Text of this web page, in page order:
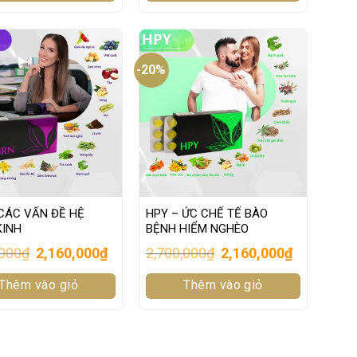
VẤN ĐỀ HỆ
₫ Original
price
was:
2,700,000₫.
2,160,000₫Current
price
is:
vào giỏ
-20%
HPY – ỨC CHẾ TẾ BÀO
BỆNH HIỂM NGHÈO
2,700,000₫ Original
price
was:
2,700,000₫.
2,160,000₫Current
price
is:
Thêm vào giỏ